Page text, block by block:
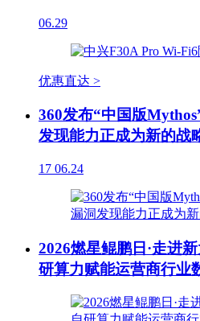
06.29
优惠直达 >
360发布“中国版
发现能力正成为新的战
17 06.24
2026燃星鲲鹏日·走进
研算力赋能运营商行业